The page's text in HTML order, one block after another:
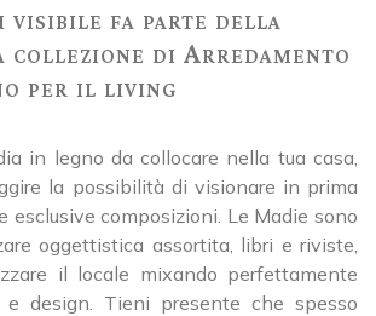
visibile fa parte della
collezione di Arredamento
per il living
in legno da collocare nella tua casa,
la possibilità di visionare in prima
esclusive composizioni. Le Madie sono
oggettistica assortita, libri e riviste,
il locale mixando perfettamente
design. Tieni presente che spesso